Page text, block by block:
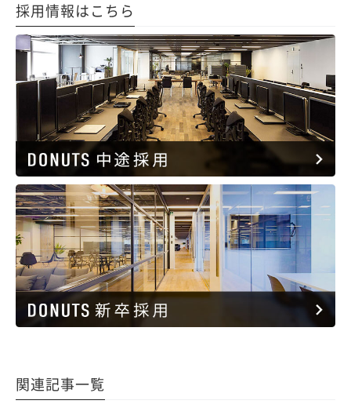
採用情報はこちら
関連記事一覧